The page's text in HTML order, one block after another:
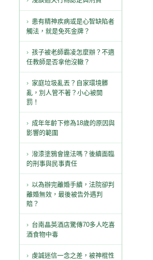
患有精神疾病或是心智缺陷者
觸法，就是免死金牌？
孩子被老師霸凌怎麼辦？不適
任教師是否拿他沒轍？
家庭垃圾亂丟？自家環境髒
亂，別人管不著？小心被開
罰！
成年年齡下修為18歲的原因與
影響的範圍
潑漆塗鴉會違法嗎？後續面臨
的刑事與民事責任
以為辦完離婚手續，法院卻判
離婚無效，最後被告外遇判
賠？
台南晶英酒店驚傳70多人吃喜
酒食物中毒
虔誠迷信一念之差，被神棍性